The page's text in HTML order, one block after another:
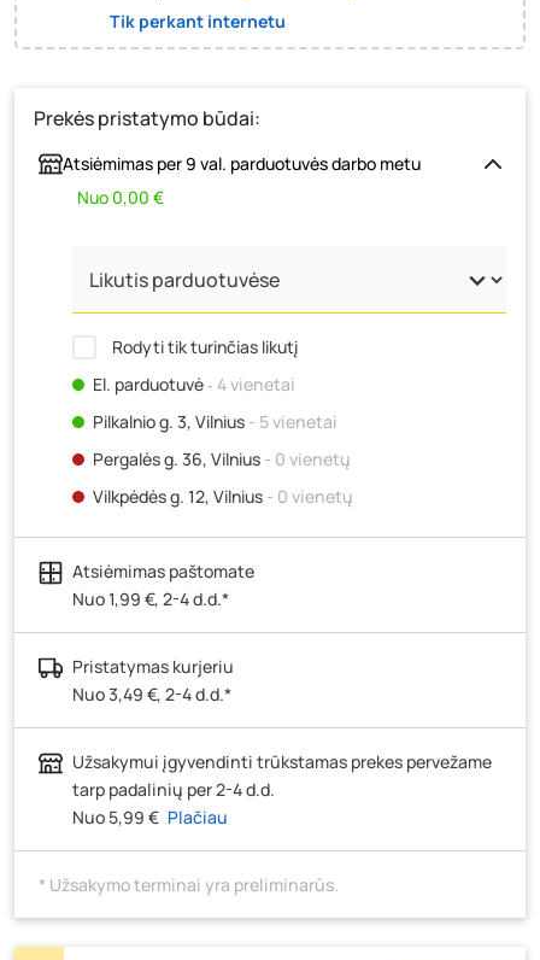
Tik perkant internetu
Prekės pristatymo būdai:
Atsiėmimas per 9 val. parduotuvės darbo metu
Nuo 0,00 €
Rodyti tik turinčias likutį
El. parduotuvė‐ 4 vienetai
Pilkalnio g. 3, Vilnius - 5 vienetai
Pergalės g. 36, Vilnius - 0 vienetų
Vilkpėdės g. 12, Vilnius - 0 vienetų
Ateities g. 15, Vilnius- 0 vienetų
Kauno r., Narsiečių k., Vytauto g. 183, Kaunas
vienetai
Šilutės pl. 83A, Klaipėda- 0 vienetų
Pramonės g. 7, Šiauliai
Klaipėdos g. 170R, Panevėžys
J. Basanavičiaus g. 6, Utena
Novočėbės k. 3, Kėdainiai
Skuodo g. 41, Mažeikiai- 10 vienetų
Atsiėmimas paštomate
Nuo 1,99 €, 2-4 d.d.*
Pristatymas kurjeriu
Nuo 3,49 €, 2-4 d.d.*
Užsakymui įgyvendinti trūkstamas prekes pervežame
tarp padalinių per 2-4 d.d.
Nuo 5,99 € Plačiau
* Užsakymo terminai yra preliminarūs.